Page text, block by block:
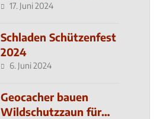
17. Juni 2024
Schladen Schützenfest
2024
6. Juni 2024
Geocacher bauen
Wildschutzzaun für